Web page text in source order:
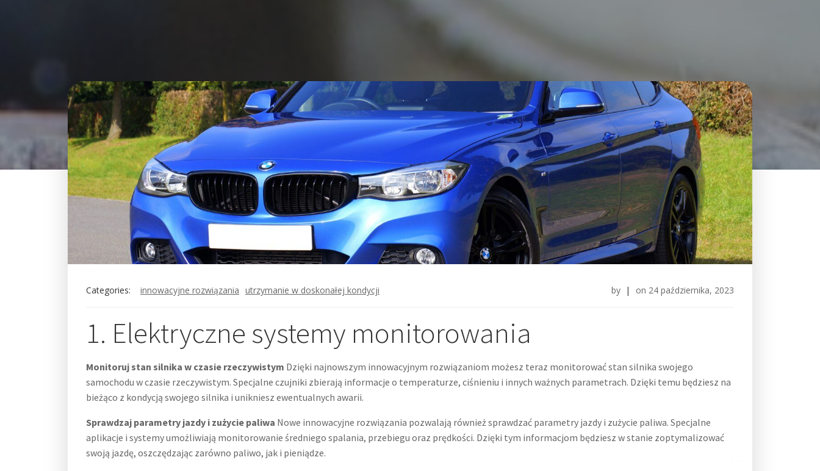
Categories: innowacyjne rozwiązania utrzymanie w doskonałej kondycji by | on 24 października, 2023
1. Elektryczne systemy monitorowania
Monitoruj stan silnika w czasie rzeczywistym Dzięki najnowszym innowacyjnym rozwiązaniom możesz teraz monitorować stan silnika swojego
samochodu w czasie rzeczywistym. Specjalne czujniki zbierają informacje o temperaturze, ciśnieniu i innych ważnych parametrach. Dzięki temu będziesz na
bieżąco z kondycją swojego silnika i unikniesz ewentualnych awarii.
Sprawdzaj parametry jazdy i zużycie paliwa Nowe innowacyjne rozwiązania pozwalają również sprawdzać parametry jazdy i zużycie paliwa. Specjalne
aplikacje i systemy umożliwiają monitorowanie średniego spalania, przebiegu oraz prędkości. Dzięki tym informacjom będziesz w stanie zoptymalizować
swoją jazdę, oszczędzając zarówno paliwo, jak i pieniądze.